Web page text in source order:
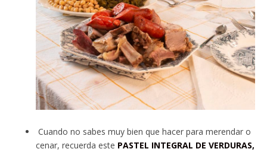
Cuando no sabes muy bien que hacer para merendar o
cenar, recuerda este PASTEL INTEGRAL DE VERDURAS,